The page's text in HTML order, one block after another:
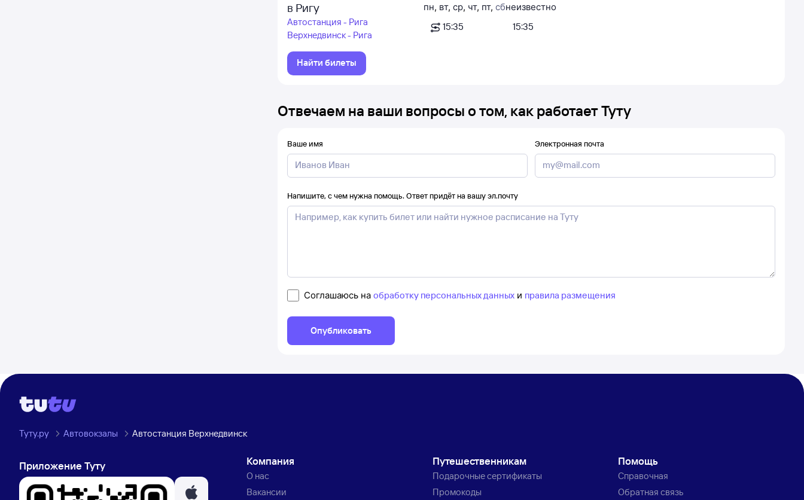
в Ригу
Автостанция - Рига
Верхнедвинск - Рига
Найти билеты
пн, вт, ср, чт, пт, сб
15:35
неизвестно
15:35
Отвечаем на ваши вопросы о том, как работает Туту
Ваше имя Электронная почта
Напишите, с чем нужна помощь. Ответ придёт на вашу эл.почту
Соглашаюсь на обработку персональных данных и правила размещения
Опубликовать
Туту.ру Автовокзалы Автостанция Верхнедвинск
Приложение Туту Компания
О нас
Вакансии
Путешественникам
Подарочные сертификаты
Промокоды
Помощь
Справочная
Обратная связь